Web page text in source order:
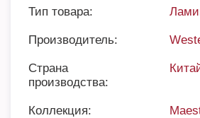
Тип товара:
Производитель:
Страна
производства:
Коллекция: